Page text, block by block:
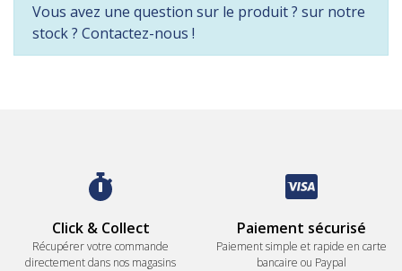
Vous avez une question sur le produit ? sur notre
stock ? Contactez-nous !
Click & Collect
Récupérer votre commande
directement dans nos magasins
Paiement sécurisé
Paiement simple et rapide en carte
bancaire ou Paypal